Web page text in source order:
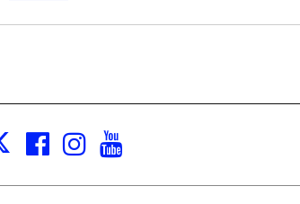
X Facebook
Instagram